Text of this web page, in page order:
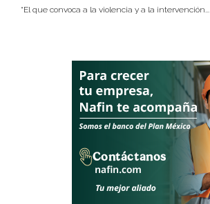
“El que convoca a la violencia y a la intervención...